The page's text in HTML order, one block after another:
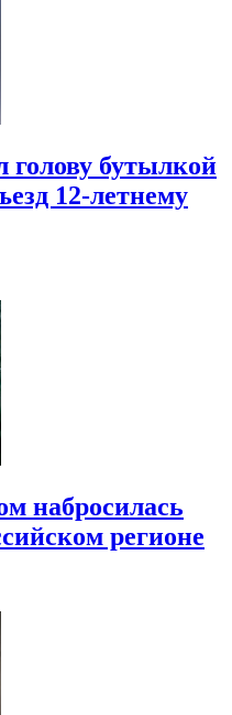
голову бутылкой
12-летнему
набросилась
регионе